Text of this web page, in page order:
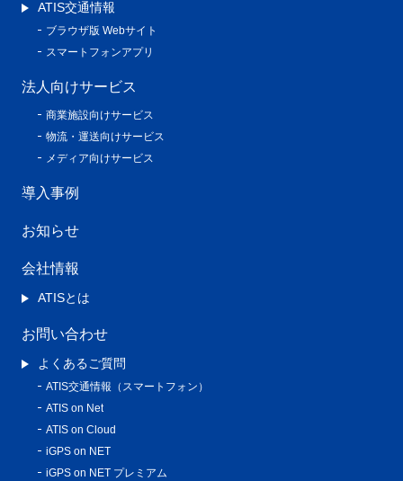
ATIS交通情報
ブラウザ版 Webサイト
スマートフォンアプリ
法人向けサービス
商業施設向けサービス
物流・運送向けサービス
メディア向けサービス
導入事例
お知らせ
会社情報
ATISとは
お問い合わせ
よくあるご質問
ATIS交通情報（スマートフォン）
ATIS on Net
ATIS on Cloud
iGPS on NET
iGPS on NET プレミアム